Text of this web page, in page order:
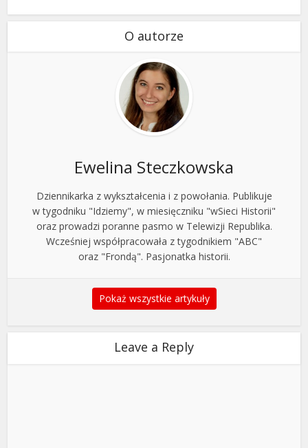
O autorze
Ewelina Steczkowska
Dziennikarka z wykształcenia i z powołania. Publikuje
w tygodniku "Idziemy", w miesięczniku "wSieci Historii"
oraz prowadzi poranne pasmo w Telewizji Republika.
Wcześniej współpracowała z tygodnikiem "ABC"
oraz "Frondą". Pasjonatka historii.
Pokaż wszystkie artykuły
Leave a Reply